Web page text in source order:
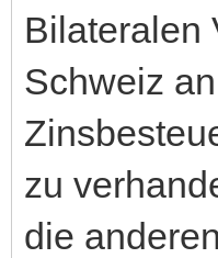
Bilateralen
Schweiz
zu
die